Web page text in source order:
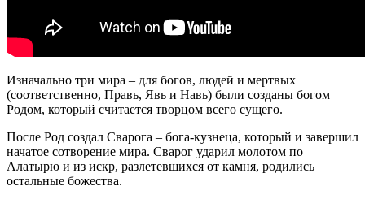
Изначально три мира – для богов, людей и мертвых
(соответственно, Правь, Явь и Навь) были созданы богом
Родом, который считается творцом всего сущего.
После Род создал Сварога – бога-кузнеца, который и завершил
начатое сотворение мира. Сварог ударил молотом по
Алатырю и из искр, разлетевшихся от камня, родились
остальные божества.